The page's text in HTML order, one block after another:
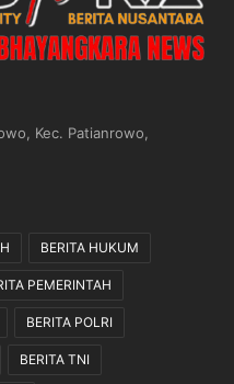
Kec. Patianrowo,
BERITA HUKUM
PEMERINTAH
BERITA POLRI
BERITA TNI